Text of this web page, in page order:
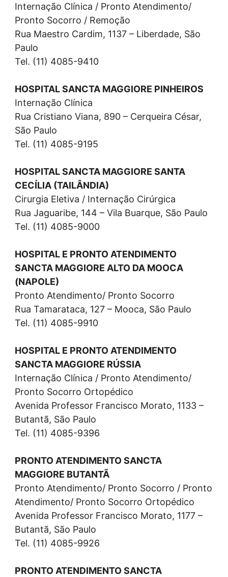
Internação Clínica / Pronto Atendimento/
Pronto Socorro / Remoção
Rua Maestro Cardim, 1137 – Liberdade, São
Paulo
Tel. (11) 4085-9410
HOSPITAL SANCTA MAGGIORE PINHEIROS
Internação Clínica
Rua Cristiano Viana, 890 – Cerqueira César,
São Paulo
Tel. (11) 4085-9195
HOSPITAL SANCTA MAGGIORE SANTA
CECÍLIA (TAILÂNDIA)
Cirurgia Eletiva / Internação Cirúrgica
Rua Jaguaribe, 144 – Vila Buarque, São Paulo
Tel. (11) 4085-9000
HOSPITAL E PRONTO ATENDIMENTO
SANCTA MAGGIORE ALTO DA MOOCA
(NAPOLE)
Pronto Atendimento/ Pronto Socorro
Rua Tamarataca, 127 – Mooca, São Paulo
Tel. (11) 4085-9910
HOSPITAL E PRONTO ATENDIMENTO
SANCTA MAGGIORE RÚSSIA
Internação Clínica / Pronto Atendimento/
Pronto Socorro Ortopédico
Avenida Professor Francisco Morato, 1133 –
Butantã, São Paulo
Tel. (11) 4085-9396
PRONTO ATENDIMENTO SANCTA
MAGGIORE BUTANTÃ
Pronto Atendimento/ Pronto Socorro / Pronto
Atendimento/ Pronto Socorro Ortopédico
Avenida Professor Francisco Morato, 1177 –
Butantã, São Paulo
Tel. (11) 4085-9926
PRONTO ATENDIMENTO SANCTA